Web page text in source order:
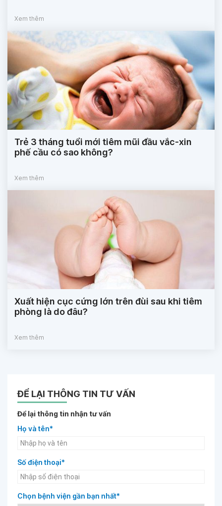
Xem thêm
Trẻ 3 tháng tuổi mới tiêm mũi đầu vắc-xin
phế cầu có sao không?
Xem thêm
Xuất hiện cục cứng lớn trên đùi sau khi tiêm
phòng là do đâu?
Xem thêm
ĐỂ LẠI THÔNG TIN TƯ VẤN
Để lại thông tin nhận tư vấn
Họ và tên*
Số điện thoại*
Chọn bệnh viện gần bạn nhất*